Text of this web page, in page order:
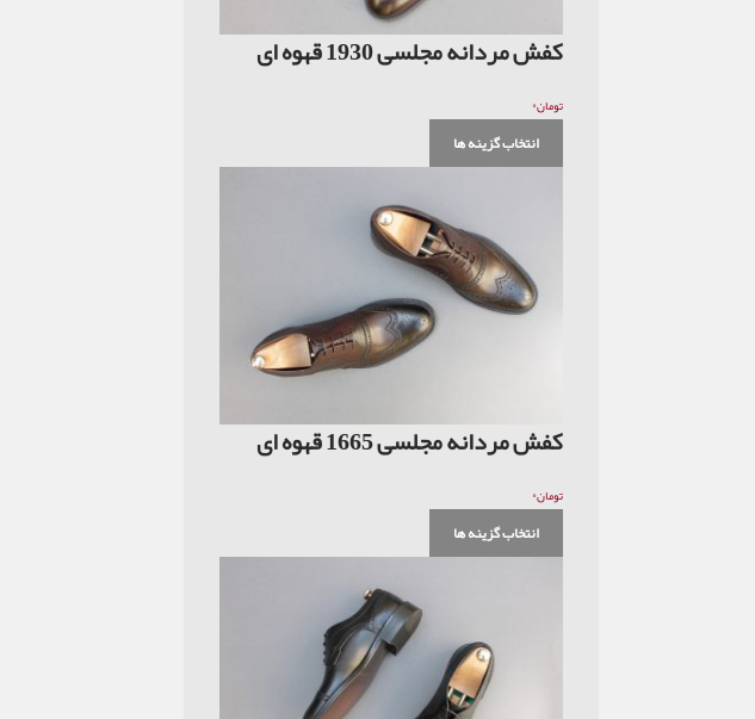
کفش مردانه مجلسی 1930 قهوه ای
تومان۰
انتخاب گزینه ها
کفش مردانه مجلسی 1665 قهوه ای
تومان۰
انتخاب گزینه ها